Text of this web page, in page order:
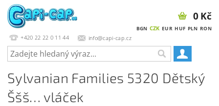
+420 22 22 0 11 44 info@capi-cap.cz
BGN CZK EUR HUF PLN RON
0 Kč
Sylvanian Families 5320 Dětský
Ššš… vláček